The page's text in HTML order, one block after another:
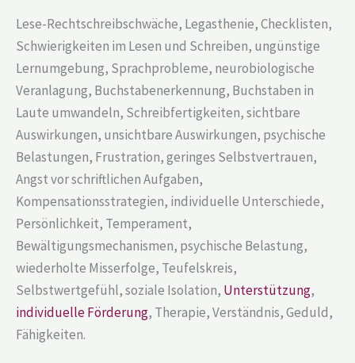
Lese-Rechtschreibschwäche, Legasthenie, Checklisten,
Schwierigkeiten im Lesen und Schreiben, ungünstige
Lernumgebung, Sprachprobleme, neurobiologische
Veranlagung, Buchstabenerkennung, Buchstaben in
Laute umwandeln, Schreibfertigkeiten, sichtbare
Auswirkungen, unsichtbare Auswirkungen, psychische
Belastungen, Frustration, geringes Selbstvertrauen,
Angst vor schriftlichen Aufgaben,
Kompensationsstrategien, individuelle Unterschiede,
Persönlichkeit, Temperament,
Bewältigungsmechanismen, psychische Belastung,
wiederholte Misserfolge, Teufelskreis,
Selbstwertgefühl, soziale Isolation, Unterstützung,
individuelle Förderung, Therapie, Verständnis, Geduld,
Fähigkeiten.